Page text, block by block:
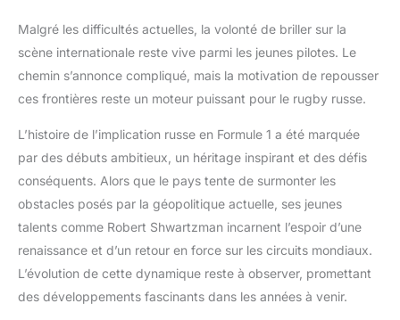
Malgré les difficultés actuelles, la volonté de briller sur la
scène internationale reste vive parmi les jeunes pilotes. Le
chemin s’annonce compliqué, mais la motivation de repousser
ces frontières reste un moteur puissant pour le rugby russe.
L’histoire de l’implication russe en Formule 1 a été marquée
par des débuts ambitieux, un héritage inspirant et des défis
conséquents. Alors que le pays tente de surmonter les
obstacles posés par la géopolitique actuelle, ses jeunes
talents comme Robert Shwartzman incarnent l’espoir d’une
renaissance et d’un retour en force sur les circuits mondiaux.
L’évolution de cette dynamique reste à observer, promettant
des développements fascinants dans les années à venir.